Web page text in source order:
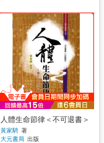
人體生命節律＜不可退書＞
黃家騁 著
大元書局 出版